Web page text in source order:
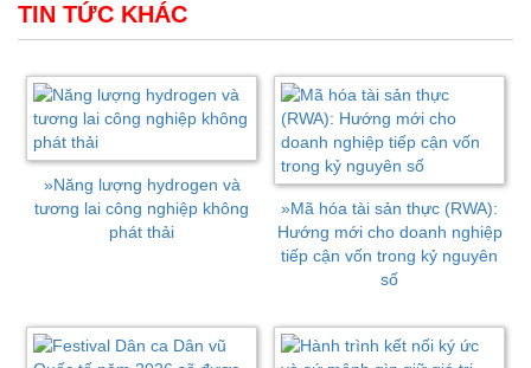
TIN TỨC KHÁC
»Năng lượng hydrogen và
tương lai công nghiệp không
phát thải
»Mã hóa tài sản thực (RWA):
Hướng mới cho doanh nghiệp
tiếp cận vốn trong kỷ nguyên
số